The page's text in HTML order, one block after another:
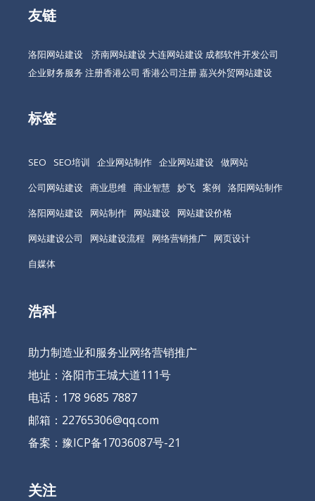
友链
洛阳网站建设 济南网站建设 大连网站建设 成都软件开发公司
企业财务服务 注册香港公司 香港公司注册嘉兴外贸网站建设
标签
SEO SEO培训 企业网站制作 企业网站建设 做网站
公司网站建设 商业思维 商业智慧 妙飞 案例
洛阳网站制作
洛阳网站建设
网站制作 网站建设
网站建设价格
网站建设公司
网站建设流程 网络营销推广
网页设计
自媒体
浩科
助力制造业和服务业网络营销推广
地址：洛阳市王城大道111号
电话：178 9685 7887
邮箱：22765306@qq.com
备案： 豫ICP备17036087号-21
关注